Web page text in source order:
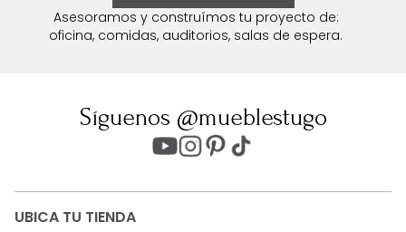
Asesoramos y construímos tu proyecto de:
oficina, comidas, auditorios, salas de espera.
Síguenos @mueblestugo
UBICA TU TIENDA